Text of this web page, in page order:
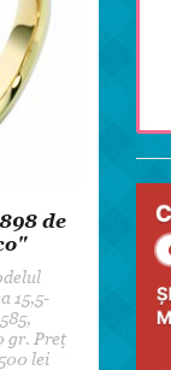
de
15,5-
gr. Preț
lei